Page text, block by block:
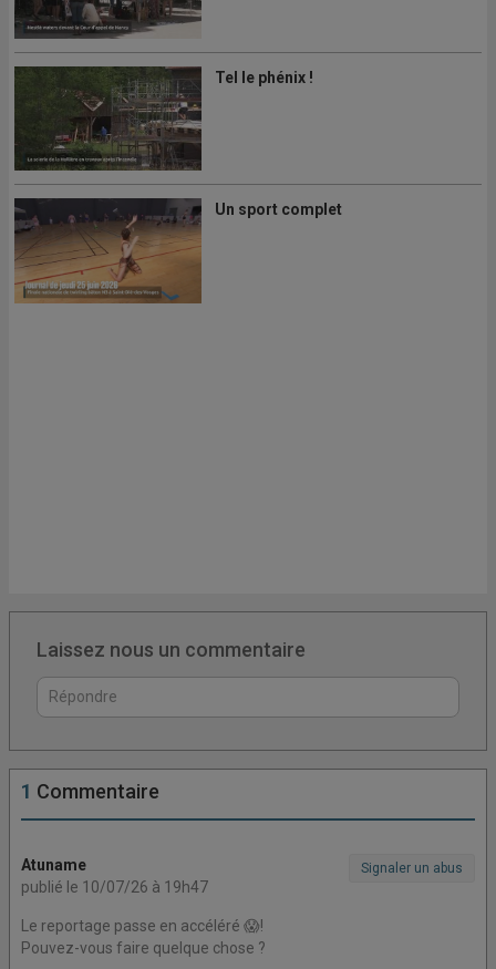
Tel le phénix !
Un sport complet
Laissez nous un commentaire
1 Commentaire
Signaler un abus
Atuname
publié le 10/07/26 à 19h47
Le reportage passe en accéléré 😱!
Pouvez-vous faire quelque chose ?